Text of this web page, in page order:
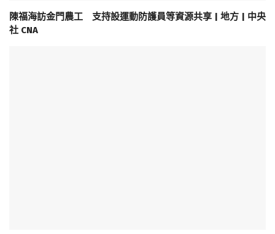
陳福海訪金門農工 支持設運動防護員等資源共享 | 地方 | 中央
社 CNA